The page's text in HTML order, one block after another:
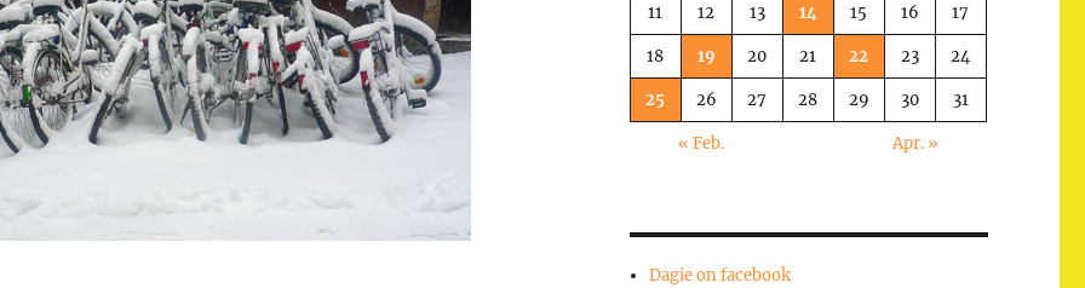
11 12 13 14 15 16 17
18 19 20 21 22 23 24
25 26 27 28 29 30 31
« Feb. Apr. »
Dagie on facebook